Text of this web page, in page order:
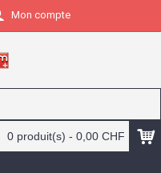
Mon compte
0 produit(s) - 0,00 CHF